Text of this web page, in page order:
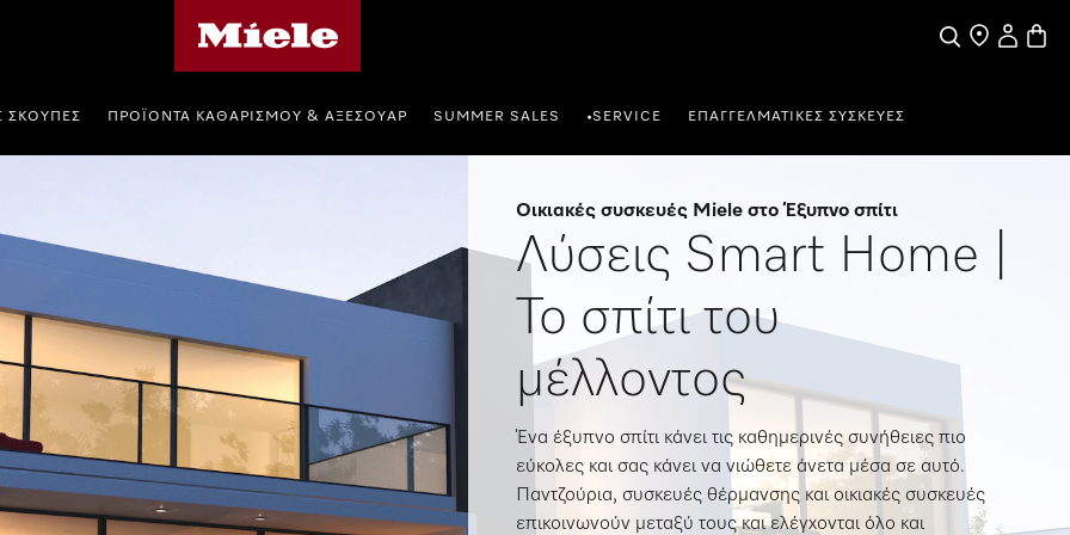
Αναζήτηση
Εύρεση
Ο
ΣΚΟΎΠΕΣ ΠΡΟΪΌΝΤΑ ΚΑΘΑΡΙΣΜΟΎ & ΑΞΕΣΟΥΆΡ SUMMER SALES •SERVICE ΕΠΑΓΓΕΛΜΑΤΙΚΈΣ ΣΥΣΚΕΥΈΣ
Οικιακές συσκευές Miele στο Έξυπνο σπίτι
Λύσεις Smart Home |
Το σπίτι του
μέλλοντος
Ένα έξυπνο σπίτι κάνει τις καθημερινές συνήθειες πιο
εύκολες και σας κάνει να νιώθετε άνετα μέσα σε αυτό.
Παντζούρια, συσκευές θέρμανσης και οικιακές συσκευές
επικοινωνούν μεταξύ τους και ελέγχονται όλο και